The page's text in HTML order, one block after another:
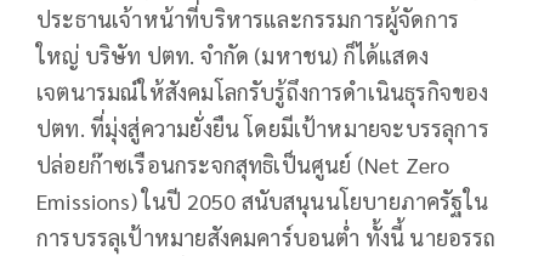
ประธานเจ้าหน้าที่บริหารและกรรมการผู้จัดการ
ใหญ่ บริษัท ปตท. จำกัด (มหาชน) ก็ได้แสดง
เจตนารมณ์ให้สังคมโลกรับรู้ถึงการดำเนินธุรกิจของ
ปตท. ที่มุ่งสู่ความยั่งยืน โดยมีเป้าหมายจะบรรลุการ
ปล่อยก๊าซเรือนกระจกสุทธิเป็นศูนย์ (Net Zero
Emissions) ในปี 2050 สนับสนุนนโยบายภาครัฐใน
การบรรลุเป้าหมายสังคมคาร์บอนต่ำ ทั้งนี้ นายอรรถ